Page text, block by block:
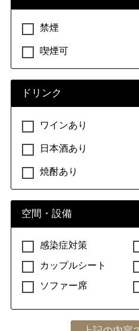
禁煙
喫煙可
ドリンク
ワインあり
日本酒あり
焼酎あり
空間・設備
感染症対策
カップルシート
ソファー席